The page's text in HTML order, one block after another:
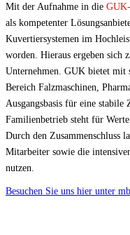
Mit der Aufnahme in die
als kompetenter
Kuvertiersystemen im
worden. Hieraus ergeben sich
Unternehmen. GUK bietet mit
Bereich Falzmaschinen,
Ausgangsbasis für eine
Familienbetrieb steht für
Durch den Zusammenschluss
Mitarbeiter sowie die
nutzen.
Besuchen Sie uns hier unter